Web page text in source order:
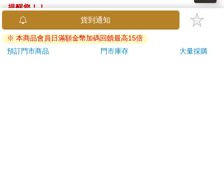
提醒您！！
金石堂及銀行均不會請您操作ATM! 如接獲電話要求您前往
ATM提款機，請不要聽從指示，以免受騙上當！
退換貨須知：